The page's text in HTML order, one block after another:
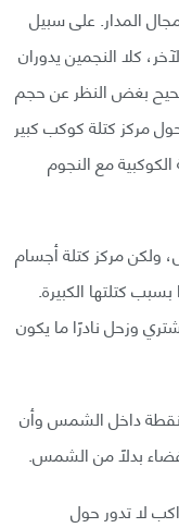
المدار. على سبيل
كلا النجمين يدوران
بغض النظر عن حجم
مركز كتلة كوكب كبير
مع النجوم
ولكن مركز كتلة أجسام
كتلتها الكبيرة.
وزحل نادرًا ما يكون
نقطة داخل الشمس وأن
بدلًا من الشمس.
لا تدور حول